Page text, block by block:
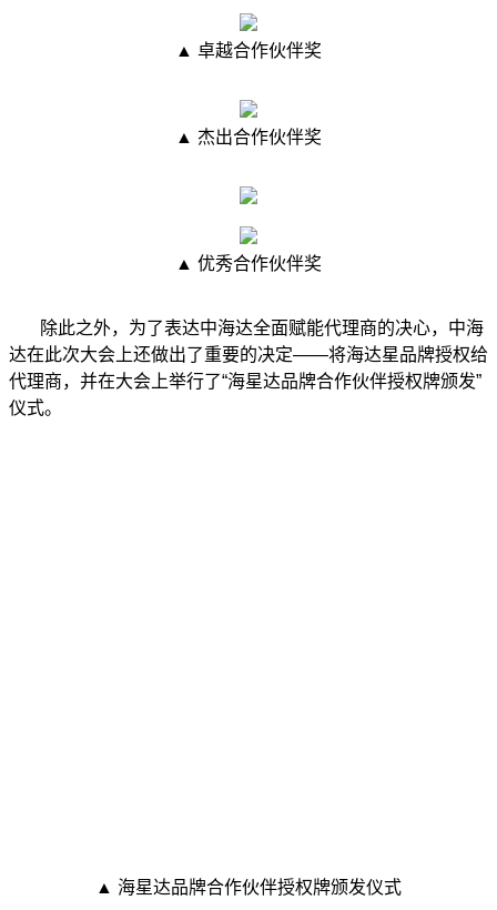
▲ 卓越合作伙伴奖
▲ 杰出合作伙伴奖
▲ 优秀合作伙伴奖
除此之外，为了表达中海达全面赋能代理商的决心，中海
达在此次大会上还做出了重要的决定——将海达星品牌授权给
代理商，并在大会上举行了“海星达品牌合作伙伴授权牌颁发”
仪式。
▲ 海星达品牌合作伙伴授权牌颁发仪式